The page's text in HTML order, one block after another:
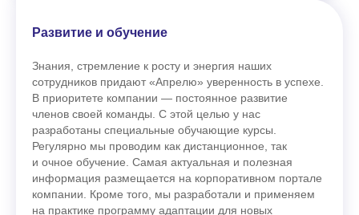
Развитие и обучение
Знания, стремление к росту и энергия наших
сотрудников придают «Апрелю» уверенность в успехе.
В приоритете компании — постоянное развитие
членов своей команды. С этой целью у нас
разработаны специальные обучающие курсы.
Регулярно мы проводим как дистанционное, так
и очное обучение. Самая актуальная и полезная
информация размещается на корпоративном портале
компании. Кроме того, мы разработали и применяем
на практике программу адаптации для новых